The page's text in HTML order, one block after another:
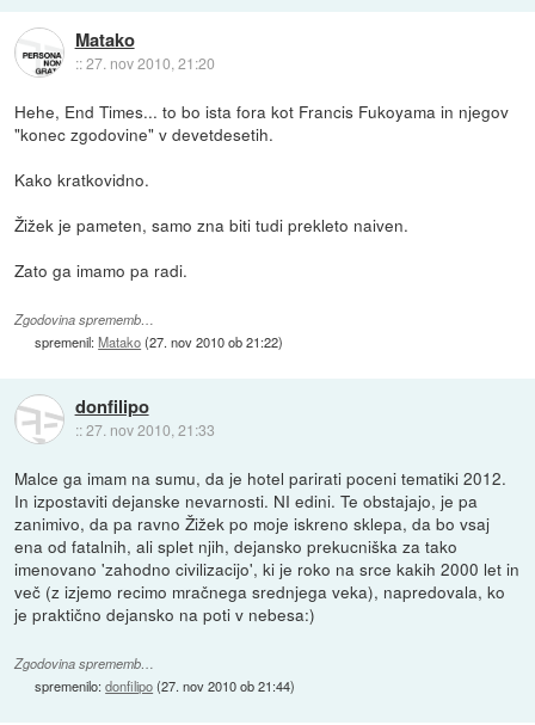
Matako
::27. nov 2010, 21:20
Hehe, End Times... to bo ista fora kot Francis Fukoyama in njegov
"konec zgodovine" v devetdesetih.
Kako kratkovidno.
Žižek je pameten, samo zna biti tudi prekleto naiven.
Zato ga imamo pa radi.
Zgodovina sprememb…
spremenil:Matako(27. nov 2010 ob 21:22)
donfilipo
::27. nov 2010, 21:33
Malce ga imam na sumu, da je hotel parirati poceni tematiki 2012.
In izpostaviti dejanske nevarnosti. NI edini. Te obstajajo, je pa
zanimivo, da pa ravno Žižek po moje iskreno sklepa, da bo vsaj
ena od fatalnih, ali splet njih, dejansko prekucniška za tako
imenovano 'zahodno civilizacijo', ki je roko na srce kakih 2000 let in
več (z izjemo recimo mračnega srednjega veka), napredovala, ko
je praktično dejansko na poti v nebesa:)
Zgodovina sprememb…
spremenilo:donfilipo(27. nov 2010 ob 21:44)